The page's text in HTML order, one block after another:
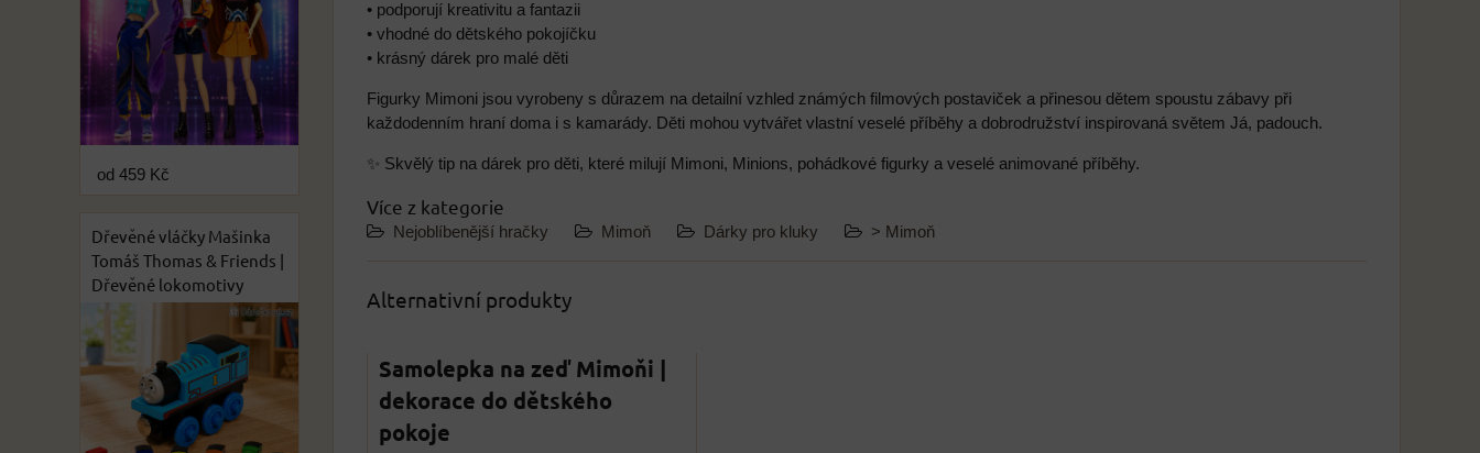
• podporují kreativitu a fantazii
• vhodné do dětského pokojíčku
• krásný dárek pro malé děti
Figurky Mimoni jsou vyrobeny s důrazem na detailní vzhled známých filmových postaviček a přinesou dětem spoustu zábavy při
každodenním hraní doma i s kamarády. Děti mohou vytvářet vlastní veselé příběhy a dobrodružství inspirovaná světem Já, padouch.
✨ Skvělý tip na dárek pro děti, které milují Mimoni, Minions, pohádkové figurky a veselé animované příběhy.
Více z kategorie
Nejoblíbenější hračky Mimoň Dárky pro kluky > Mimoň
Alternativní produkty
Samolepka na zeď Mimoňi |
dekorace do dětského
pokoje
od 459 Kč
Dřevěné vláčky Mašinka
Tomáš Thomas & Friends |
Dřevěné lokomotivy